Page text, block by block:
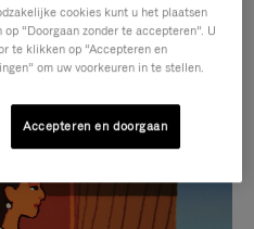
cookies kunt u het plaatsen
“Doorgaan zonder te accepteren”. U
te klikken op “Accepteren en
om uw voorkeuren in te stellen.
Accepteren en doorgaan